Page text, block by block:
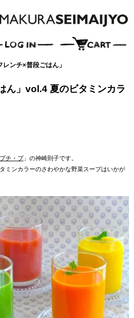
レンチ×普段ごはん」
ん」vol.4 夏のビタミンカラ
チ・プ」 の神崎則子です。
ミンカラーのさわやかな野菜スープはいかが